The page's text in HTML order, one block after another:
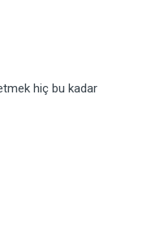
hiç bu kadar